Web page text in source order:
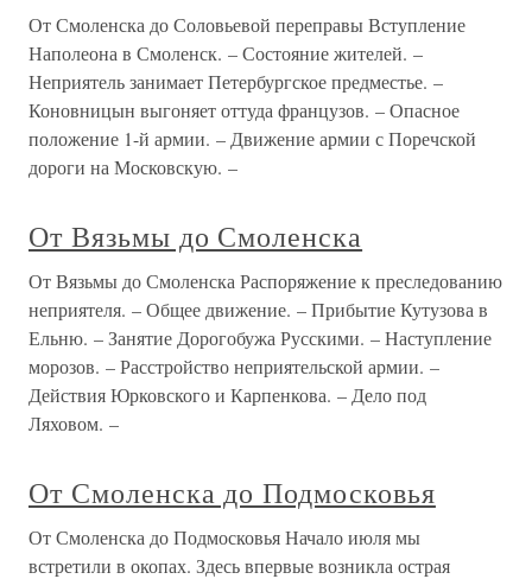
От Смоленска до Соловьевой переправы Вступление
Наполеона в Смоленск. – Состояние жителей. –
Неприятель занимает Петербургское предместье. –
Коновницын выгоняет оттуда французов. – Опасное
положение 1-й армии. – Движение армии с Поречской
дороги на Московскую. –
От Вязьмы до Смоленска
От Вязьмы до Смоленска Распоряжение к преследованию
неприятеля. – Общее движение. – Прибытие Кутузова в
Ельню. – Занятие Дорогобужа Русскими. – Наступление
морозов. – Расстройство неприятельской армии. –
Действия Юрковского и Карпенкова. – Дело под
Ляховом. –
От Смоленска до Подмосковья
От Смоленска до Подмосковья Начало июля мы
встретили в окопах. Здесь впервые возникла острая